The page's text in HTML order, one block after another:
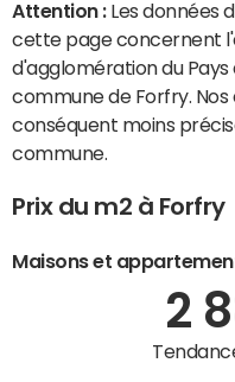
Attention : Les données
cette page concernent
d'agglomération du
commune de Forfry.
conséquent moins
commune.
Prix du m2 à Forfry
Maisons et
2